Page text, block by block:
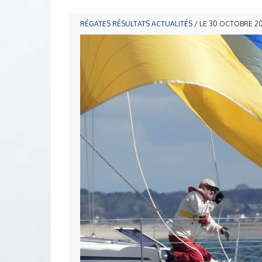
RÉGATES RÉSULTATS ACTUALITÉS / LE 30 OCTOBRE